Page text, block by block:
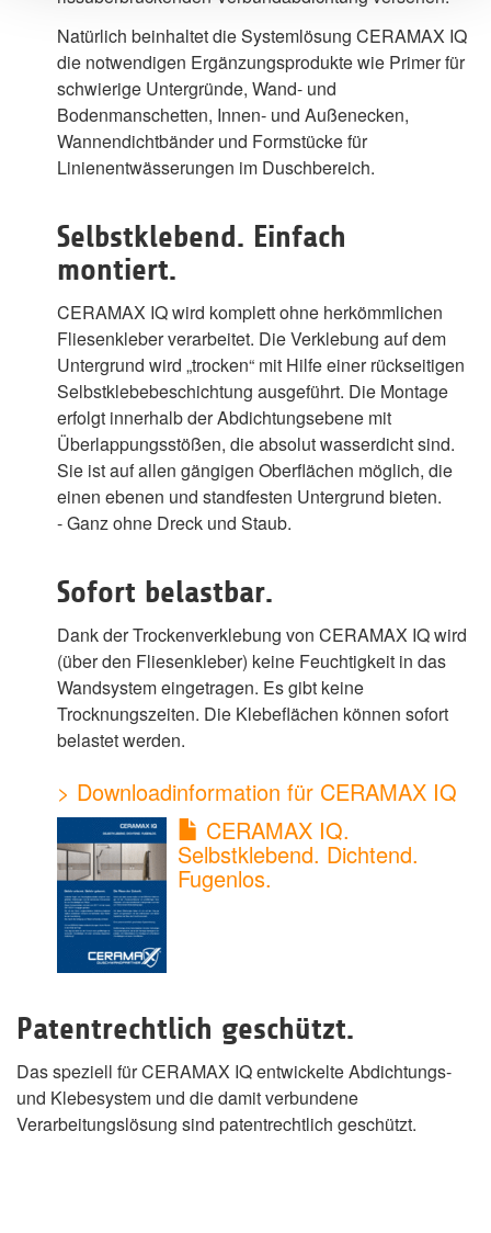
Natürlich beinhaltet die Systemlösung CERAMAX IQ
die notwendigen Ergänzungsprodukte wie Primer für
schwierige Untergründe, Wand- und
Bodenmanschetten, Innen- und Außenecken,
Wannendichtbänder und Formstücke für
Linienentwässerungen im Duschbereich.
Selbstklebend. Einfach
montiert.
CERAMAX IQ wird komplett ohne herkömmlichen
Fliesenkleber verarbeitet. Die Verklebung auf dem
Untergrund wird „trocken“ mit Hilfe einer rückseitigen
Selbstklebebeschichtung ausgeführt. Die Montage
erfolgt innerhalb der Abdichtungsebene mit
Überlappungsstößen, die absolut wasserdicht sind.
Sie ist auf allen gängigen Oberflächen möglich, die
einen ebenen und standfesten Untergrund bieten.
- Ganz ohne Dreck und Staub.
Sofort belastbar.
Dank der Trockenverklebung von CERAMAX IQ wird
(über den Fliesenkleber) keine Feuchtigkeit in das
Wandsystem eingetragen. Es gibt keine
Trocknungszeiten. Die Klebeflächen können sofort
belastet werden.
> Downloadinformation für CERAMAX IQ
CERAMAX IQ.
Selbstklebend. Dichtend.
Fugenlos.
Patentrechtlich geschützt.
Das speziell für CERAMAX IQ entwickelte Abdichtungs-
und Klebesystem und die damit verbundene
Verarbeitungslösung sind patentrechtlich geschützt.